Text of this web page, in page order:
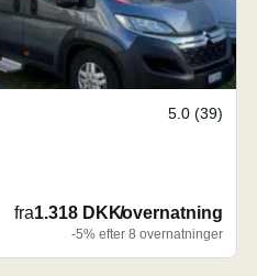
5.0 (39)
fra1.318 DKK/overnatning
-5% efter 8 overnatninger